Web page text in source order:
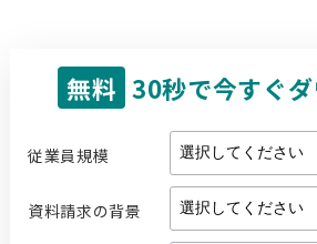
無料 30秒で今すぐ
従業員規模
資料請求の背景